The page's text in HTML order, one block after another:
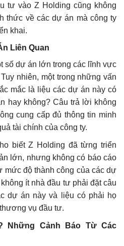
tư vào Z Holding cũng không
thức về các dự án mà công ty
khai.
Liên Quan
số dự án lớn trong các lĩnh vực
nhiên, một trong những vấn
mắc là liệu các dự án này có
hay không? Câu trả lời không
cung cấp đủ thông tin minh
tài chính của công ty.
biết Z Holding đã từng triển
lớn, nhưng không có báo cáo
mức độ thành công của các dự
ít nhà đầu tư phải đặt câu
dự án này và liệu có phải họ
vụ đầu tư.
Những Cảnh Báo Từ Các